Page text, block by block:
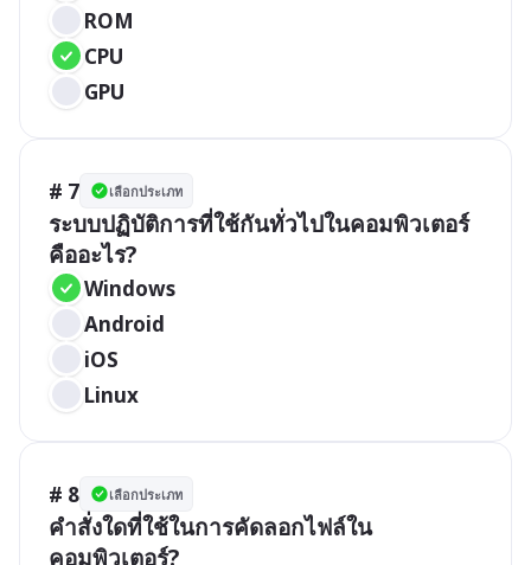
ROM
CPU
GPU
# 7 เลือกประเภท
ระบบปฏิบัติการที่ใช้กันทั่วไปในคอมพิวเตอร์
คืออะไร?
Windows
Android
iOS
Linux
# 8 เลือกประเภท
คำสั่งใดที่ใช้ในการคัดลอกไฟล์ใน
คอมพิวเตอร์?